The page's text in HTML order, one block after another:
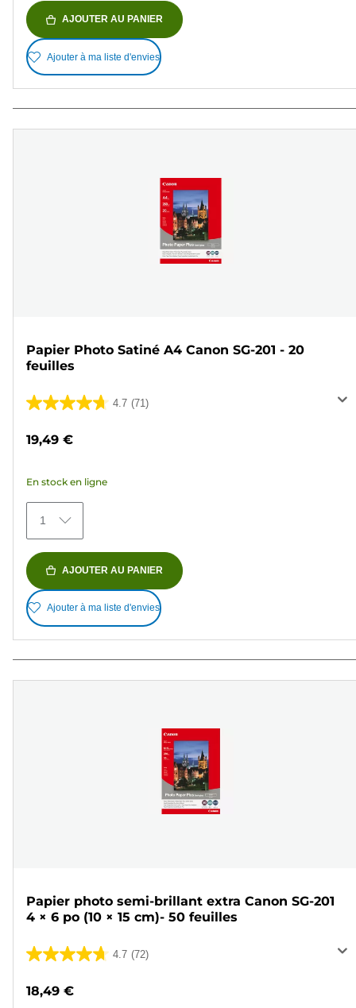
AJOUTER AU PANIER
Ajouter à ma liste d'envies
Papier Photo Satiné A4 Canon SG-201 - 20
feuilles
4.7 (71)
4.7
71
avis
19,49 €
En stock en ligne
1
AJOUTER AU PANIER
Ajouter à ma liste d'envies
Papier photo semi-brillant extra Canon SG-201
4 × 6 po (10 × 15 cm)- 50 feuilles
4.7 (72)
4.7
18,49 €